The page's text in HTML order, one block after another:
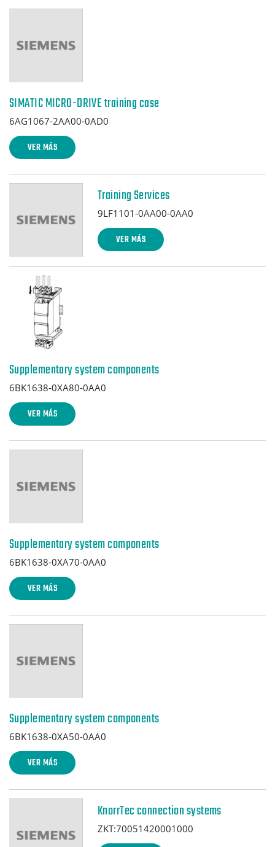
SIMATIC MICRO-DRIVE training case
6AG1067-2AA00-0AD0
VER MÁS
Training Services
9LF1101-0AA00-0AA0
VER MÁS
Supplementary system components
6BK1638-0XA80-0AA0
VER MÁS
Supplementary system components
6BK1638-0XA70-0AA0
VER MÁS
Supplementary system components
6BK1638-0XA50-0AA0
VER MÁS
KnorrTec connection systems
ZKT:70051420001000